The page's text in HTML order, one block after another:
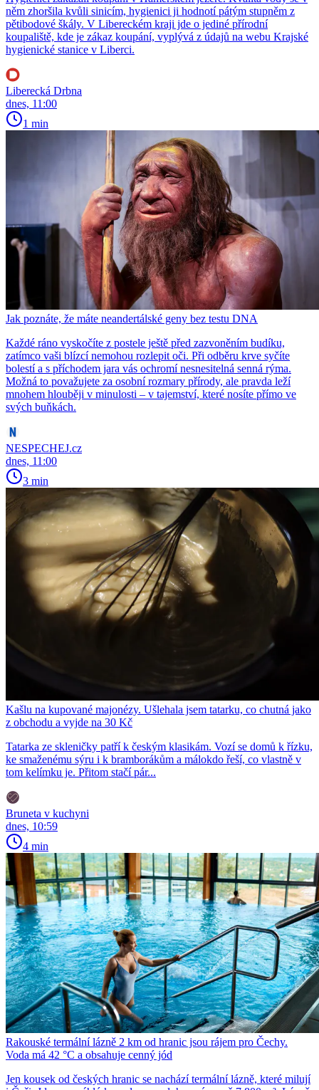
něm zhoršila kvůli sinicím, hygienici ji hodnotí pátým stupněm z
pětibodové škály. V Libereckém kraji jde o jediné přírodní
koupaliště, kde je zákaz koupání, vyplývá z údajů na webu Krajské
hygienické stanice v Liberci.
Liberecká Drbna
dnes, 11:00
1 min
Jak poznáte, že máte neandertálské geny bez testu DNA
Každé ráno vyskočíte z postele ještě před zazvoněním budíku,
zatímco vaši blízcí nemohou rozlepit oči. Při odběru krve syčíte
bolestí a s příchodem jara vás ochromí nesnesitelná senná rýma.
Možná to považujete za osobní rozmary přírody, ale pravda leží
mnohem hlouběji v minulosti – v tajemství, které nosíte přímo ve
svých buňkách.
NESPECHEJ.cz
dnes, 11:00
3 min
Kašlu na kupované majonézy. Ušlehala jsem tatarku, co chutná jako
z obchodu a vyjde na 30 Kč
Tatarka ze skleničky patří k českým klasikám. Vozí se domů k řízku,
ke smaženému sýru i k bramborákům a málokdo řeší, co vlastně v
tom kelímku je. Přitom stačí pár...
Bruneta v kuchyni
dnes, 10:59
4 min
Rakouské termální lázně 2 km od hranic jsou rájem pro Čechy.
Voda má 42 °C a obsahuje cenný jód
Jen kousek od českých hranic se nachází termální lázně, které milují